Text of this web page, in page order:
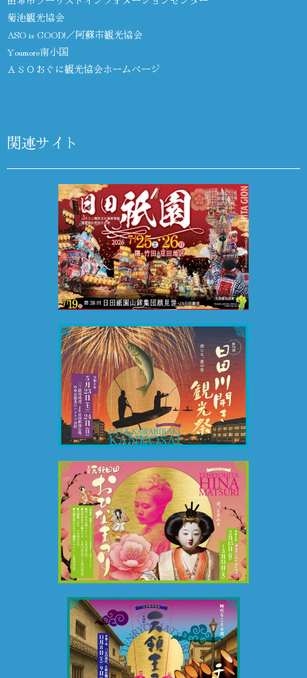
菊池観光協会
ASO is GOOD!／阿蘇市観光協会
Youmore南小国
ＡＳＯおぐに観光協会ホームページ
関連サイト